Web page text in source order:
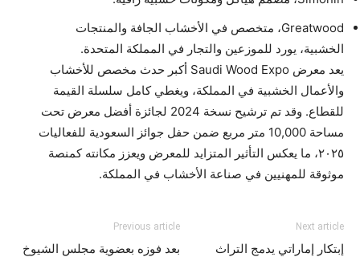
Greatwood، متخصص في الأخشاب الجافة والمنتجات
الخشبية، يورد للموزعين والتجار في المملكة المتحدة.
يعد معرض Saudi Wood Expo أكبر حدث مخصص للأخشاب
والأعمال الخشبية في المملكة، ويغطي كامل سلسلة القيمة
للقطاع. وقد تم ترشيح نسخة 2024 لجائزة أفضل معرض تحت
مساحة 10,000 متر مربع ضمن حفل جوائز السعودية للفعاليات
٢٠٢٥، ما يعكس التأثير المتزايد للمعرض ويعزز مكانته كمنصة
موثوقة للمهنيين في صناعة الأخشاب في المملكة.
Previous article
بعد فوزه بعضوية مجلس الشيوخ
Next article
إبتكار إماراتي يدمج التراث